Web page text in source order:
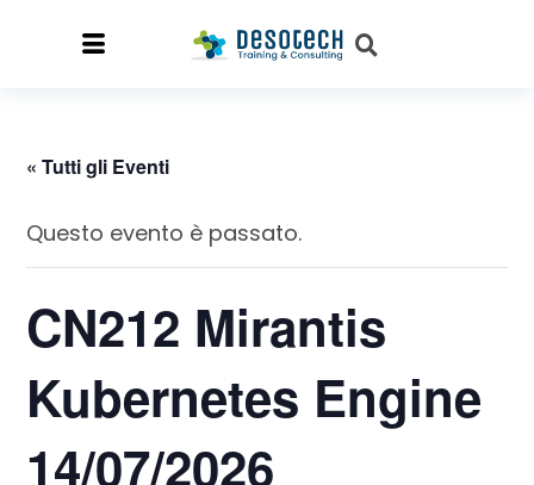
« Tutti gli Eventi
Questo evento è passato.
CN212 Mirantis
Kubernetes Engine
14/07/2026